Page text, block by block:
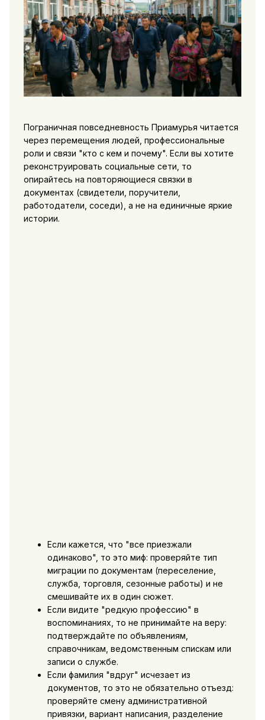
Пограничная повседневность Приамурья читается
через перемещения людей, профессиональные
роли и связи "кто с кем и почему". Если вы хотите
реконструировать социальные сети, то
опирайтесь на повторяющиеся связки в
документах (свидетели, поручители,
работодатели, соседи), а не на единичные яркие
истории.
Если кажется, что "все приезжали
одинаково", то это миф: проверяйте тип
миграции по документам (переселение,
служба, торговля, сезонные работы) и не
смешивайте их в один сюжет.
Если видите "редкую профессию" в
воспоминаниях, то не принимайте на веру:
подтверждайте по объявлениям,
справочникам, ведомственным спискам или
записи о службе.
Если фамилия "вдруг" исчезает из
документов, то это не обязательно отъезд:
проверяйте смену административной
привязки, вариант написания, разделение